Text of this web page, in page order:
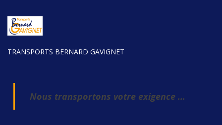
TRANSPORTS BERNARD GAVIGNET
Nous transportons votre exigence …